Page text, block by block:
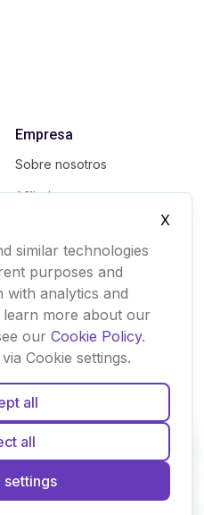
Empresa
Sobre nosotros
Afiliados
SeguridadMapa del sitio
X
similar technologies
purposes and
with analytics and
more about our
our Cookie Policy.
Cookie settings.
all
all
settings